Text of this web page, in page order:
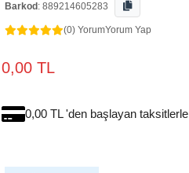
Barkod : 889214605283
(0) YorumYorum Yap
0,00 TL
0,00 TL 'den başlayan taksitlerle